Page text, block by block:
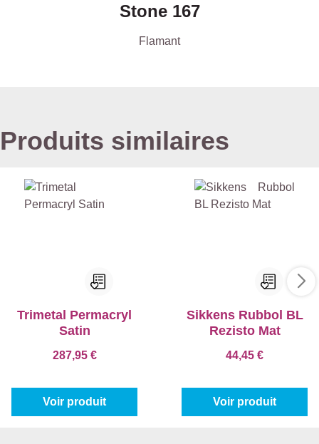
Stone 167
Flamant
Produits similaires
Trimetal Permacryl
Satin
287,95 €
Voir produit
Sikkens Rubbol BL
Rezisto Mat
44,45 €
Voir produit